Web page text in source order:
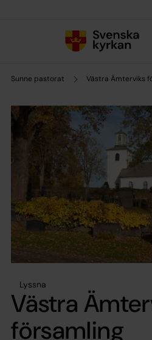
Sunne pastorat Västra Ämterviks
Lyssna
Västra
församling